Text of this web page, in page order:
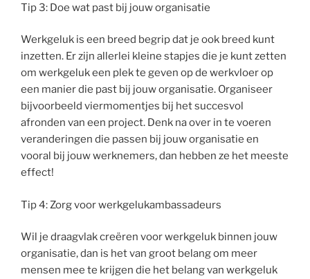
Tip 3: Doe wat past bij jouw organisatie
Werkgeluk is een breed begrip dat je ook breed kunt
inzetten. Er zijn allerlei kleine stapjes die je kunt zetten
om werkgeluk een plek te geven op de werkvloer op
een manier die past bij jouw organisatie. Organiseer
bijvoorbeeld viermomentjes bij het succesvol
afronden van een project. Denk na over in te voeren
veranderingen die passen bij jouw organisatie en
vooral bij jouw werknemers, dan hebben ze het meeste
effect!
Tip 4: Zorg voor werkgelukambassadeurs
Wil je draagvlak creëren voor werkgeluk binnen jouw
organisatie, dan is het van groot belang om meer
mensen mee te krijgen die het belang van werkgeluk